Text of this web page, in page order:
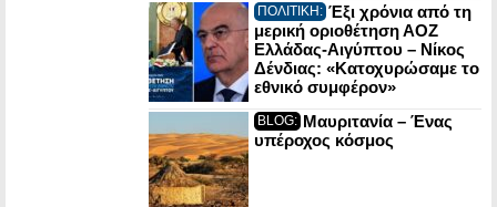
ΠΟΛΙΤΙΚΗ: Έξι χρόνια από τη
μερική οριοθέτηση ΑΟΖ
Ελλάδας-Αιγύπτου – Νίκος
Δένδιας: «Κατοχυρώσαμε το
εθνικό συμφέρον»
BLOG: Μαυριτανία – Ένας
υπέροχος κόσμος